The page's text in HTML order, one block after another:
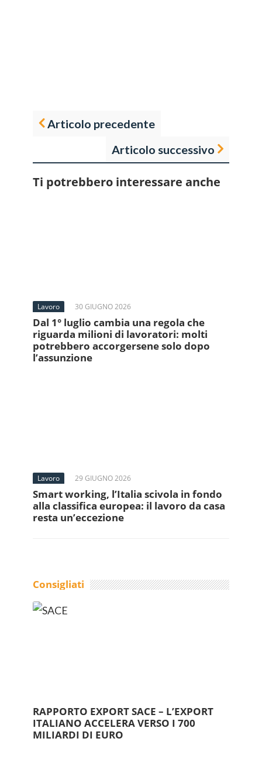
Articolo precedente
Articolo successivo
Ti potrebbero interessare anche
Lavoro 30 GIUGNO 2026
Dal 1° luglio cambia una regola che
riguarda milioni di lavoratori: molti
potrebbero accorgersene solo dopo
l’assunzione
Lavoro 29 GIUGNO 2026
Smart working, l’Italia scivola in fondo
alla classifica europea: il lavoro da casa
resta un’eccezione
Consigliati
RAPPORTO EXPORT SACE – L’EXPORT
ITALIANO ACCELERA VERSO I 700
MILIARDI DI EURO